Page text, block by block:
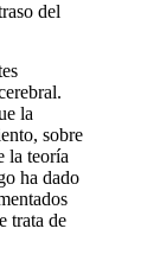
del
la
sobre
la teoría
ha dado
trata de